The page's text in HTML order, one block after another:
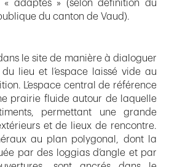
« adaptés » (selon définition du
du canton de Vaud).
le site de manière à dialoguer
lieu et l’espace laissé vide au
L’espace central de référence
prairie fluide autour de laquelle
permettant une grande
et de lieux de rencontre.
au plan polygonal, dont la
par des loggias d’angle et par